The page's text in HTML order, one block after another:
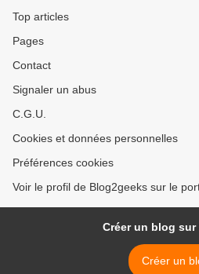
Top articles
Pages
Contact
Signaler un abus
C.G.U.
Cookies et données personnelles
Préférences cookies
Voir le profil de Blog2geeks sur le
Créer un blog sur
Créer un